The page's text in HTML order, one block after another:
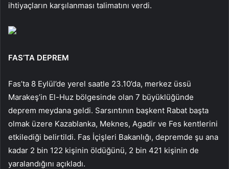
ihtiyaçların karşılanması talimatını verdi.
FAS’TA DEPREM
Fas’ta 8 Eylül’de yerel saatle 23.10’da, merkez üssü
Marakeş’in El-Huz bölgesinde olan 7 büyüklüğünde
deprem meydana geldi. Sarsıntının başkent Rabat başta
olmak üzere Kazablanka, Meknes, Agadir ve Fes kentlerini
etkilediği belirtildi. Fas İçişleri Bakanlığı, depremde şu ana
kadar 2 bin 122 kişinin öldüğünü, 2 bin 421 kişinin de
yaralandığını açıkladı.